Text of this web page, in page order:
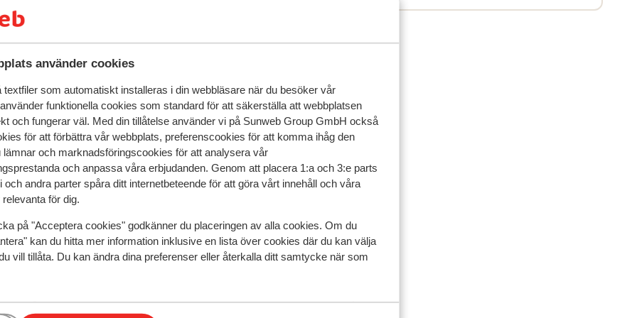
använder cookies
textfiler som automatiskt installeras i din webbläsare när du besöker vår
funktionella cookies som standard för att säkerställa att webbplatsen
och fungerar väl. Med din tillåtelse använder vi på Sunweb Group GmbH också
för att förbättra vår webbplats, preferenscookies för att komma ihåg den
lämnar och marknadsföringscookies för att analysera vår
och anpassa våra erbjudanden. Genom att placera 1:a och 3:e parts
andra parter spåra ditt internetbeteende för att göra vårt innehåll och våra
för dig.
på "Acceptera cookies" godkänner du placeringen av alla cookies. Om du
kan du hitta mer information inklusive en lista över cookies där du kan välja
vill tillåta. Du kan ändra dina preferenser eller återkalla ditt samtycke när som
till hotellet i Lissabon Ankomst till
hotell. Du övernattar på Hotel Roma
Sintra och Fátima (ca 215 km) Efter
sina vackra sandstränder och den
kör du till den charmiga fiskebyn
staden som är upptagen på UNESCO:s
beundra vackra antika skatter. I slutet
Du övernattar på hotell São Jose eller
Bussaco och Porto (ca 245 km) Idag,
gotiska klostret från 1300-talet och
"Leitão a Bairrada", gris som steks på
du vidare till Bussaco-skogen, där det
dagen i Porto, där du tillbringar
4: Porto Idag har du hela dagen på
är Portugals näst största stad och känd
Hotel eller ett likvärdigt hotell. Dag 5:
kör du till Aveiro, Portugals
Du kommer att njuta av de
är här ska du smaka på den lokala söta
deras upplevelser av vår produkt.Mer om recensioner
8.1 Fantastisk